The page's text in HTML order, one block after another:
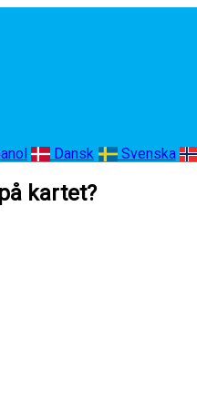
Dansk Svenska
kartet?